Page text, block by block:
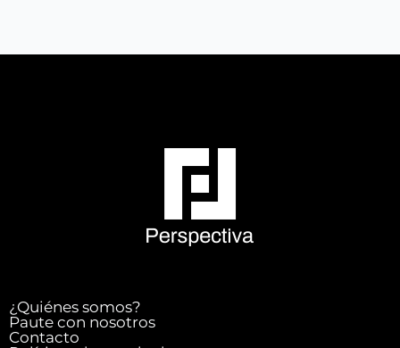
¿Quiénes somos?
Paute con nosotros
Contacto